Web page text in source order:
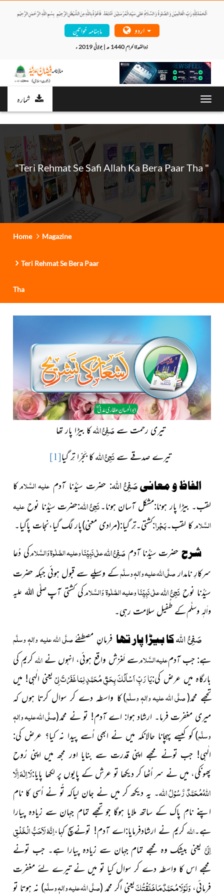
ماہنامہ خواتین
ذوالقعدۃالحرام 1440 ھ | جولائی 2019 ء
شمارہ
"Teri Rehmat Se Safi Allah Ka Bera Paar Tha "
Home Magazine
Teri Rehmat Se Bera Paar
Tha
تیری رحمت سےصَفِیُّ اللہکا بیڑا پار تھا
تیرے صدقے سےنَجِیُّ اللہکا بَجْرا تِر گیا[1]
الفاظ و معانیصَفِیُّ اللہ: حضرت سیّدُنا آدمعلیہ السَّلامکا
لقب۔ بیڑا پار ہونا:مشکل آسان ہونا۔نَجِیُّ اللہ:حضرت سیّدُنا نوح علیہ
السَّلامکا لقب۔بَجْرا:کشتی۔تِر گیا:(مرادی معنی)پار لگ گیا،نجات پاگیا۔
شرح حضرت سیّدُناآدم صَفِیُّ اللہعلٰی نَبِیِّنَا وعلیہ الصَّلٰوۃ وَالسَّلامکی دُعا
سرکارِ نامدارصلَّی اللہ علیہ واٰلہٖ وسلَّمکے وسیلے سے قبول ہوئی جبکہ حضرت
سیّدُنا نوحنَجِیُّ اللہعلٰی نَبِیِّنَا وعلیہ الصَّلٰوۃ وَالسَّلامکی کشتی آپصلَّی اللہ علیہ
واٰلہٖ وسلَّمکے طُفیل سلامت رہی۔
صَفِیُّ اللہکا بیڑا پار تھا فرمانِ مصطفےٰصلَّی اللہ علیہ واٰلہٖ وسلَّم
ہے: جب آدمعلیہ السَّلامسے لَغزش واقع ہوئی، انہوں نےاللہکریم کی
بارگاہ میں عرض کی:يَا رَبِّ اَسْاَلُكَ بِحَقِّ مُحَمَّدٍ لِمَا غَفَرْتَ لِيْیعنی الٰہی! میں
تجھے محمد(صلَّی اللہ علیہ واٰلہٖ وسلَّم)کا واسطہ دے کر سوال کرتا ہوں کہ
میری مغفرت فرما۔ ارشاد ہوا: اے آدم! تو نے محمد(صلَّی اللہ علیہ واٰلہٖ
وسلَّم)کو کیسے پہچانا حالانکہ میں نے ابھی اُسے پیدا نہ کیا؟ عرض کی:
الٰہی! جب تونے مجھے اپنی قدرت سے بنایا اور مجھ میں اپنی رُوح
پھونکی، میں نے سر اُٹھا کر دیکھا تو عرشکے پایوں پر لکھا پایا:لَا اِلٰہَ اِلَّا
اﷲُمُحَمَّدٌ رَّسُوْلُ اﷲ۔ یہ دیکھ کر میں نے جان لیاکہ تُو نے اُسی کا نام
اپنے نامِ پاک کے ساتھ ملایا ہوگا جو تجھے تمام جہان سے زیادہ پیارا
ہے۔اللہ کریم نے ارشادفرمایا:اے آدم! تونےسچ کہا،اِنَّہٗ لَاَحَبُّ الْخَلْقِ
اِلَیَّ یعنی بیشک وہ مجھے تمام جہان سے زیادہ پیارا ہے۔ جب تونے
مجھے اس کا واسطہ دے کر سوال کیا تو میں نے تیرے لئے مغفرت
فرمائی،وَلَوْلَا مُحَمَّدٌمَاخَلَقْتُکَیعنی اگر محمد(صلَّی اللہ علیہ واٰلہٖ وسلَّم) نہ ہوتا تو